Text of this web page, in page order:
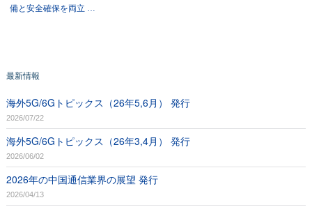
備と安全確保を両立 …
最新情報
海外5G/6Gトピックス（26年5,6月） 発行
2026/07/22
海外5G/6Gトピックス（26年3,4月） 発行
2026/06/02
2026年の中国通信業界の展望 発行
2026/04/13